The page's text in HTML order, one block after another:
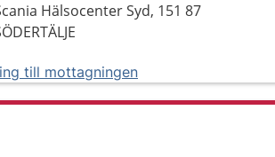
Hälsocenter Syd, 151 87
till mottagningen